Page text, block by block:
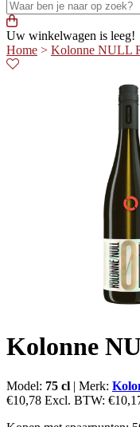
Uw winkelwagen is leeg!
Home > Kolonne NULL
Kolonne
Model: 75 cl | Merk:
€10,78 Excl. BTW: